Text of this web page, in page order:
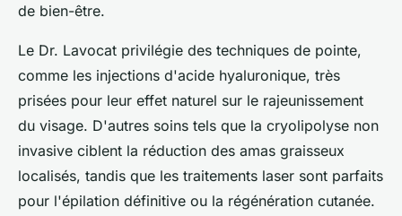
de bien-être.
Le Dr. Lavocat privilégie des techniques de pointe,
comme les injections d'acide hyaluronique, très
prisées pour leur effet naturel sur le rajeunissement
du visage. D'autres soins tels que la cryolipolyse non
invasive ciblent la réduction des amas graisseux
localisés, tandis que les traitements laser sont parfaits
pour l'épilation définitive ou la régénération cutanée.